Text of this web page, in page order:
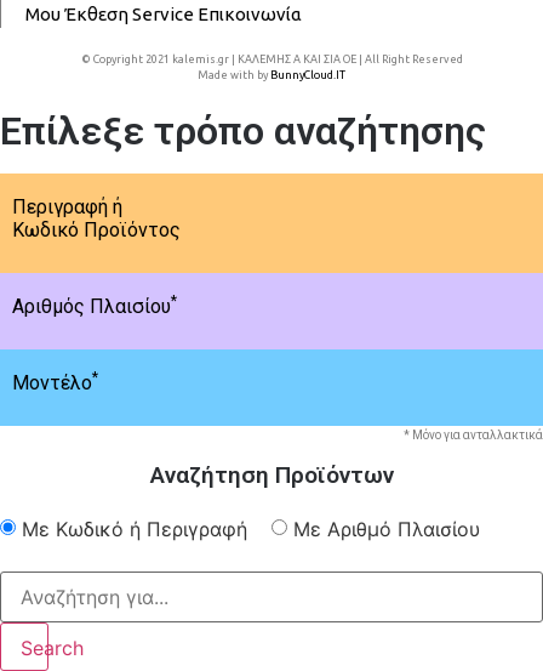
ΜουΈκθεσηService Επικοινωνία
© Copyright 2021 kalemis.gr | ΚΑΛΕΜΗΣ Α ΚΑΙ ΣΙΑ ΟΕ | All Right Reserved
Made with by BunnyCloud.IT
Επίλεξε τρόπο αναζήτησης
Περιγραφή ή
Κωδικό Προϊόντος
Αριθμός Πλαισίου*
Μοντέλο*
* Μόνο για ανταλλακτικά
Αναζήτηση Προϊόντων
Με Κωδικό ή Περιγραφή Με Αριθμό Πλαισίου
Search